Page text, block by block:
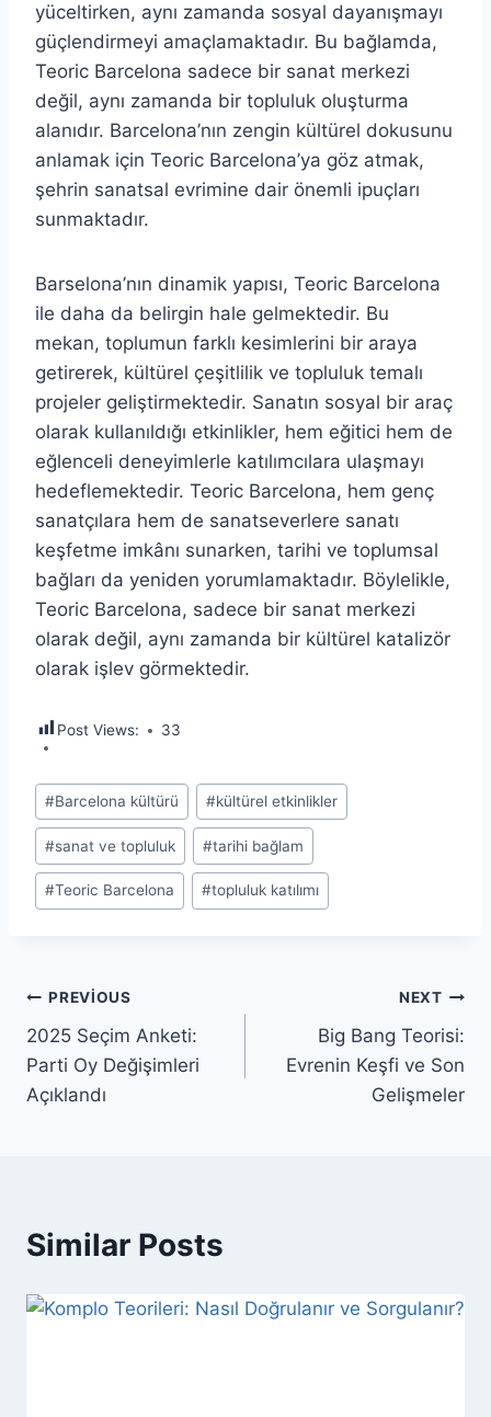
yüceltirken, aynı zamanda sosyal dayanışmayı
güçlendirmeyi amaçlamaktadır. Bu bağlamda,
Teoric Barcelona sadece bir sanat merkezi
değil, aynı zamanda bir topluluk oluşturma
alanıdır. Barcelona’nın zengin kültürel dokusunu
anlamak için Teoric Barcelona’ya göz atmak,
şehrin sanatsal evrimine dair önemli ipuçları
sunmaktadır.
Barselona’nın dinamik yapısı, Teoric Barcelona
ile daha da belirgin hale gelmektedir. Bu
mekan, toplumun farklı kesimlerini bir araya
getirerek, kültürel çeşitlilik ve topluluk temalı
projeler geliştirmektedir. Sanatın sosyal bir araç
olarak kullanıldığı etkinlikler, hem eğitici hem de
eğlenceli deneyimlerle katılımcılara ulaşmayı
hedeflemektedir. Teoric Barcelona, hem genç
sanatçılara hem de sanatseverlere sanatı
keşfetme imkânı sunarken, tarihi ve toplumsal
bağları da yeniden yorumlamaktadır. Böylelikle,
Teoric Barcelona, sadece bir sanat merkezi
olarak değil, aynı zamanda bir kültürel katalizör
olarak işlev görmektedir.
Post Views: 33
Post
Tags:
#Barcelona kültürü #kültürel etkinlikler
#sanat ve topluluk #tarihi bağlam
#Teoric Barcelona #topluluk katılımı
Yazı
gezinmesi
PREVIOUS
2025 Seçim Anketi:
Parti Oy Değişimleri
Açıklandı
NEXT
Big Bang Teorisi:
Evrenin Keşfi ve Son
Gelişmeler
Similar Posts